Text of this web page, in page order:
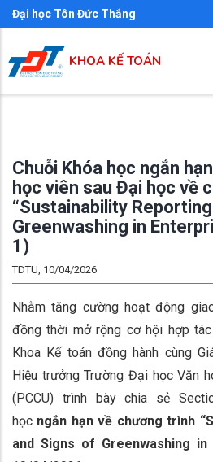
Nhảy
đến
nội
dung
Đại học Tôn Đức Thắng
KHOA KẾ TOÁN
Chuỗi Khóa học ngắn
học viên sau Đại học về
“Sustainability
Greenwashing in
1)
TDTU, 10/04/2026
Nhằm tăng cường hoạt động
đồng thời mở rộng cơ hội hợp
Khoa Kế toán đồng hành cùng
Hiệu trưởng Trường Đại học Văn
(PCCU) trình bày chia sẻ
học ngắn hạn về chương trình
and Signs of Greenwashing in